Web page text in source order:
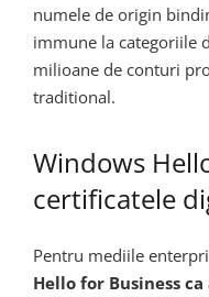
numele de origin
immune la categoriile
milioane de conturi
traditional.
Windows
certificatele
Pentru mediile
Hello for Business